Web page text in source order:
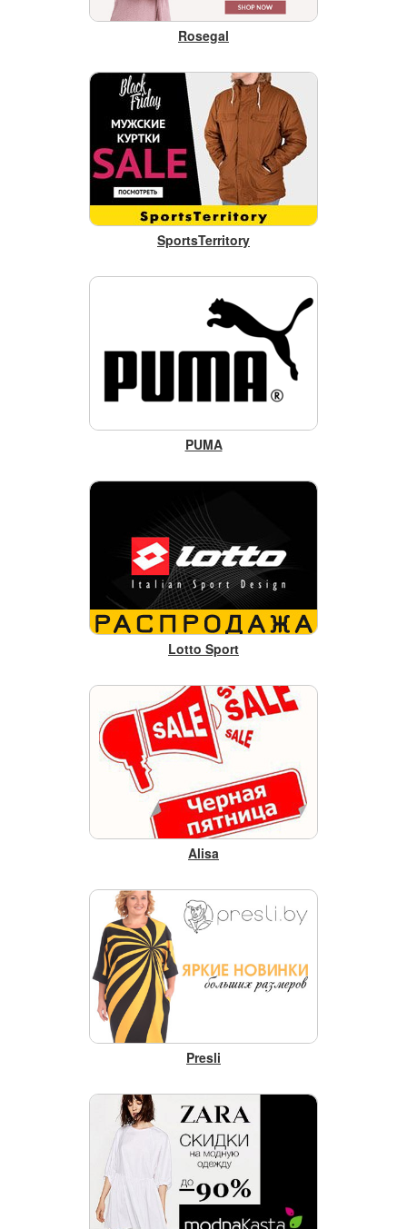
Rosegal
SportsTerritory
PUMA
Lotto Sport
Alisa
Presli